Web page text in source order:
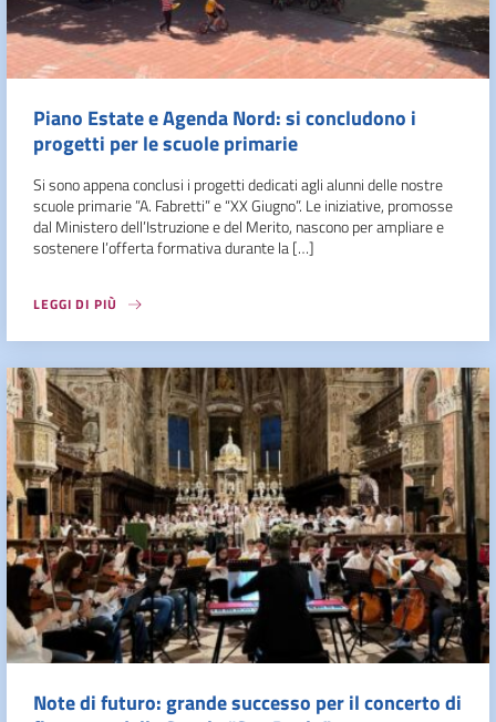
Piano Estate e Agenda Nord: si concludono i
progetti per le scuole primarie
Si sono appena conclusi i progetti dedicati agli alunni delle nostre
scuole primarie ”A. Fabretti” e “XX Giugno”. Le iniziative, promosse
dal Ministero dell’Istruzione e del Merito, nascono per ampliare e
sostenere l’offerta formativa durante la […]
LEGGI DI PIÙ
Note di futuro: grande successo per il concerto di